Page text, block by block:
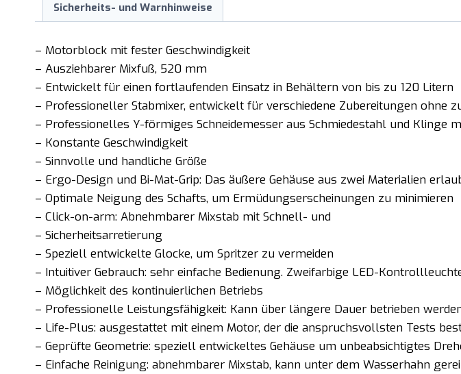
Sicherheits- und Warnhinweise
– Motorblock mit fester Geschwindigkeit
– Ausziehbarer Mixfuß, 520 mm
– Entwickelt für einen fortlaufenden Einsatz in Behältern von bis zu 120 Litern
– Professioneller Stabmixer, entwickelt für verschiedene Zubereitungen ohne
– Professionelles Y-förmiges Schneidemesser aus Schmiedestahl und Klinge
– Konstante Geschwindigkeit
– Sinnvolle und handliche Größe
– Ergo-Design und Bi-Mat-Grip: Das äußere Gehäuse aus zwei Materialien
– Optimale Neigung des Schafts, um Ermüdungserscheinungen zu minimieren
– Click-on-arm: Abnehmbarer Mixstab mit Schnell- und
– Sicherheitsarretierung
– Speziell entwickelte Glocke, um Spritzer zu vermeiden
– Intuitiver Gebrauch: sehr einfache Bedienung. Zweifarbige LED-
– Möglichkeit des kontinuierlichen Betriebs
– Professionelle Leistungsfähigkeit: Kann über längere Dauer betrieben
– Life-Plus: ausgestattet mit einem Motor, der die anspruchsvollsten Tests
– Geprüfte Geometrie: speziell entwickeltes Gehäuse um unbeabsichtigtes
– Einfache Reinigung: abnehmbarer Mixstab, kann unter dem Wasserhahn